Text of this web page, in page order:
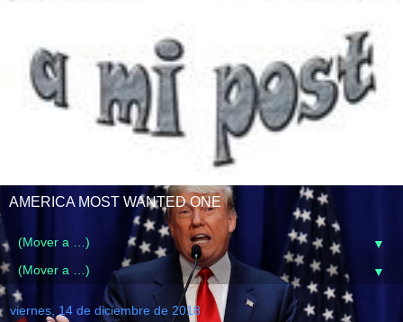
AMERICA MOST WANTED ONE
▼
▼
viernes, 14 de diciembre de 2018